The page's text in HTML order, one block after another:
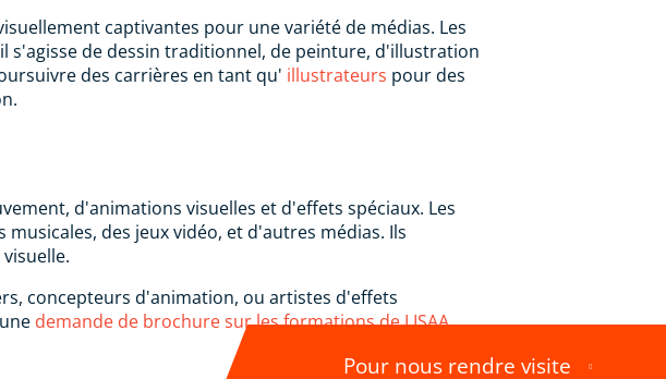
captivantes pour une variété de médias. Les
de dessin traditionnel, de peinture, d'illustration
des carrières en tant qu' illustrateurs pour des
d'animations visuelles et d'effets spéciaux. Les
des jeux vidéo, et d'autres médias. Ils
concepteurs d'animation, ou artistes d'effets
demande de brochure sur les formations de LISAA.
Pour nous rendre visite